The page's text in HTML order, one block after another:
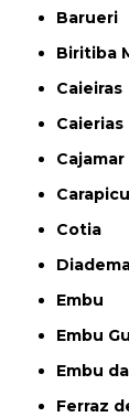
Barueri
Biritiba
Caieiras
Caierias
Cajamar
Cotia
Embu
Embu
Embu
Ferraz